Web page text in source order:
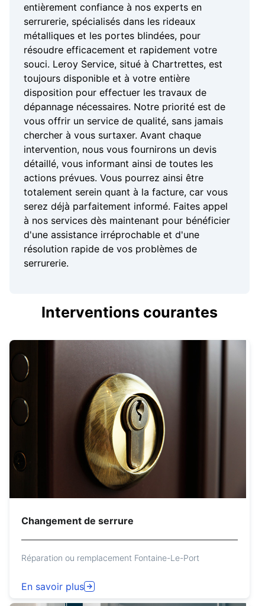
entièrement confiance à nos experts en
serrurerie, spécialisés dans les rideaux
métalliques et les portes blindées, pour
résoudre efficacement et rapidement votre
souci. Leroy Service, situé à Chartrettes, est
toujours disponible et à votre entière
disposition pour effectuer les travaux de
dépannage nécessaires. Notre priorité est de
vous offrir un service de qualité, sans jamais
chercher à vous surtaxer. Avant chaque
intervention, nous vous fournirons un devis
détaillé, vous informant ainsi de toutes les
actions prévues. Vous pourrez ainsi être
totalement serein quant à la facture, car vous
serez déjà parfaitement informé. Faites appel
à nos services dès maintenant pour bénéficier
d'une assistance irréprochable et d'une
résolution rapide de vos problèmes de
serrurerie.
Interventions courantes
Changement de serrure
Réparation ou remplacement Fontaine-Le-Port
En savoir plus